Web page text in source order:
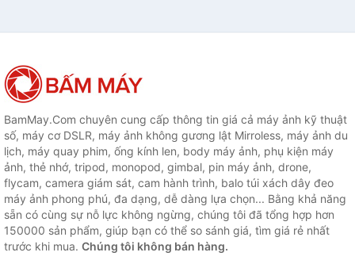
BamMay.Com chuyên cung cấp thông tin giá cả máy ảnh kỹ thuật
số, máy cơ DSLR, máy ảnh không gương lật Mirroless, máy ảnh du
lịch, máy quay phim, ống kính len, body máy ảnh, phụ kiện máy
ảnh, thẻ nhớ, tripod, monopod, gimbal, pin máy ảnh, drone,
flycam, camera giám sát, cam hành trình, balo túi xách dây đeo
máy ảnh phong phú, đa dạng, dễ dàng lựa chọn... Bằng khả năng
sẵn có cùng sự nỗ lực không ngừng, chúng tôi đã tổng hợp hơn
150000 sản phẩm, giúp bạn có thể so sánh giá, tìm giá rẻ nhất
trước khi mua. Chúng tôi không bán hàng.